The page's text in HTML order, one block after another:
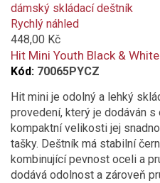
is
added
to
compare
Rychlý náhled
448,00 Kč
Hit Mini Youth Black &
Kód: 70065PYCZ
Hit mini je odolný a lehký
provedení, který je dodáván
kompaktní velikosti jej
tašky. Deštník má stabilní
kombinující pevnost oceli a
dodává odolnost a zároveň